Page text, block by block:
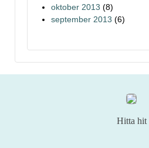
oktober 2013 (8)
september 2013 (6)
Hitta hit